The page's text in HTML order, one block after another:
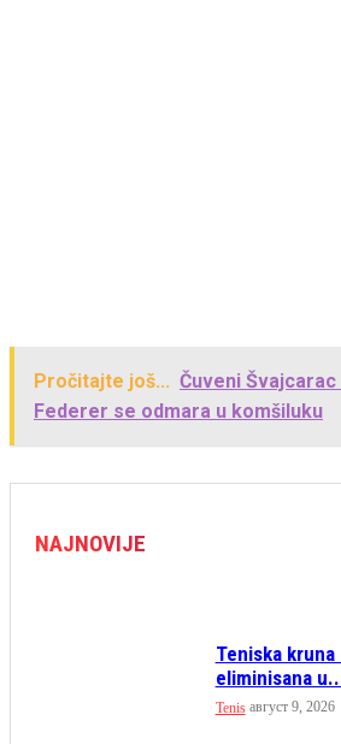
Pročitajte još... Čuveni
Federer se odmara u komšiluku
NAJNOVIJE
Teniska kruna
eliminisana
Tenis август 9, 2026